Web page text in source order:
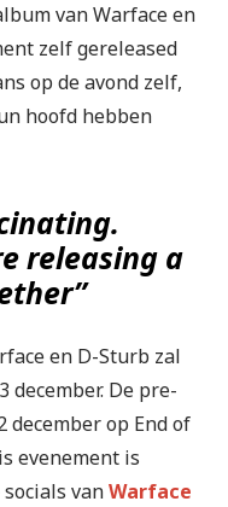
van Warface en
zelf gereleased
op de avond zelf,
hoofd hebben
releasing a
en D-Sturb zal
december. De pre-
december op End of
evenement is
vanWarface